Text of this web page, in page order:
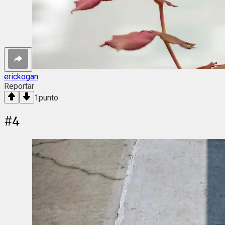
erickogan
Reportar
1punto
#4